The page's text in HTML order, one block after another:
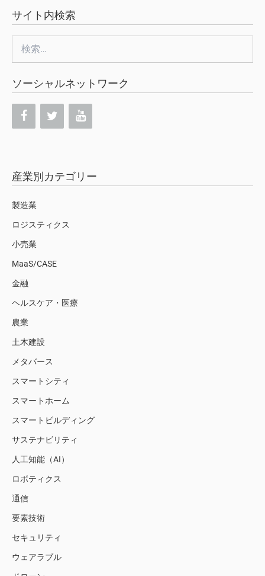
サイト内検索
索:
ソーシャルネットワーク
産業別カテゴリー
製造業
ロジスティクス
小売業
MaaS/CASE
金融
ヘルスケア・医療
農業
土木建設
メタバース
スマートシティ
スマートホーム
スマートビルディング
サステナビリティ
人工知能（AI）
ロボティクス
通信
要素技術
セキュリティ
ウェアラブル